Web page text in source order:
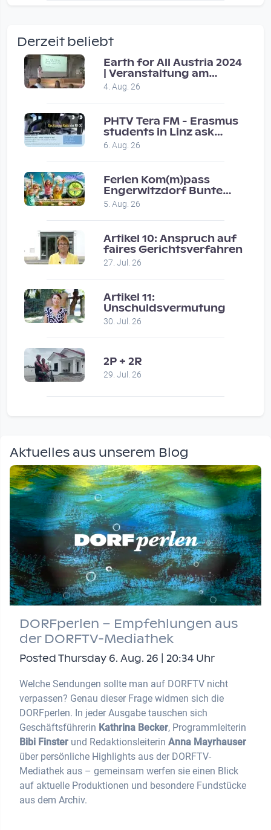
Vor 2 weeks 3 days
Coole Sendung, tolle…
Vor 1 month 2 weeks
Eure Show war super :-)…
Vor 1 month 2 weeks
Derzeit beliebt
Earth for All Austria 2024
| Veranstaltung am
8.7.2024
4. Aug. 26
PHTV Tera FM - Erasmus
students in Linz ask
people on road for
recommendations
6. Aug. 26
Ferien Kom(m)pass
Engerwitzdorf Bunte
Hundestunde
5. Aug. 26
Artikel 10: Anspruch auf
faires Gerichtsverfahren
27. Jul. 26
Artikel 11:
Unschuldsvermutung
30. Jul. 26
2P + 2R
29. Jul. 26
Aktuelles aus unserem Blog
DORFperlen – Empfehlungen aus
der DORFTV-Mediathek
Posted Thursday 6. Aug. 26 | 20:34 Uhr
Welche Sendungen sollte man auf DORFTV nicht
verpassen? Genau dieser Frage widmen sich die
DORFperlen. In jeder Ausgabe tauschen sich
Geschäftsführerin Kathrina Becker, Programmleiterin
Bibi Finster und Redaktionsleiterin Anna Mayrhauser
über persönliche Highlights aus der DORFTV-
Mediathek aus – gemeinsam werfen sie einen Blick
auf aktuelle Produktionen und besondere Fundstücke
aus dem Archiv.